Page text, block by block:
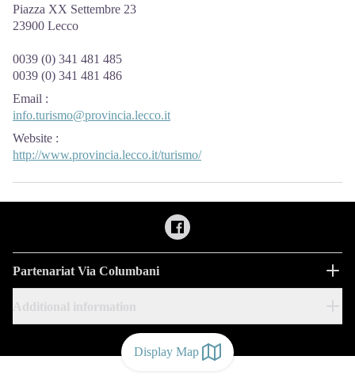
Display Map
Piazza XX Settembre 23
23900 Lecco
0039 (0) 341 481 485
0039 (0) 341 481 486
Email :
info.turismo@provincia.lecco.it
Website :
http://www.provincia.lecco.it/turismo/
Partenariat Via Columbani
Additional information